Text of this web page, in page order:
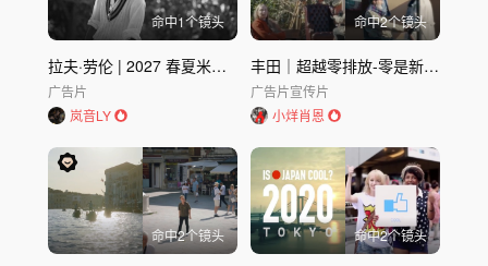
命中1个镜头
拉夫·劳伦 | 2027 春夏米兰男装周
广告片
岚音LY
命中2个镜头
丰田｜超越零排放-零是新的起点
广告片宣传片
小烊肖恩
命中2个镜头 命中2个镜头